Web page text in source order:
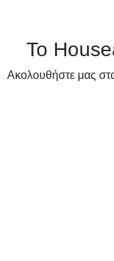
Το
Ακολουθήστε μας